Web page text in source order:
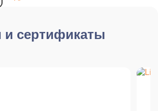
и сертификаты